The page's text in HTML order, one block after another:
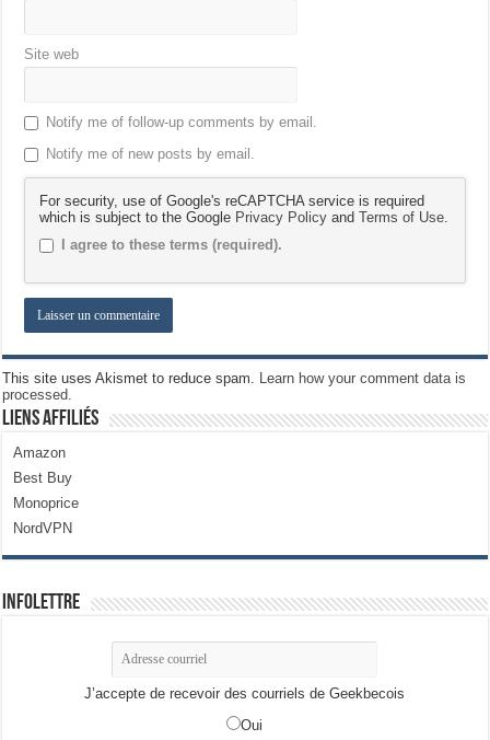
Site web
Notify me of follow-up comments by email.
Notify me of new posts by email.
For security, use of Google's reCAPTCHA service is required
which is subject to the Google Privacy Policy andTerms of Use
I agree to these terms (required).
This site uses Akismet to reduce spam. Learn how your comment data is
processed.
Liens Affiliés
Amazon
Best Buy
Monoprice
NordVPN
Infolettre
J’accepte de recevoir des courriels de Geekbecois
Oui